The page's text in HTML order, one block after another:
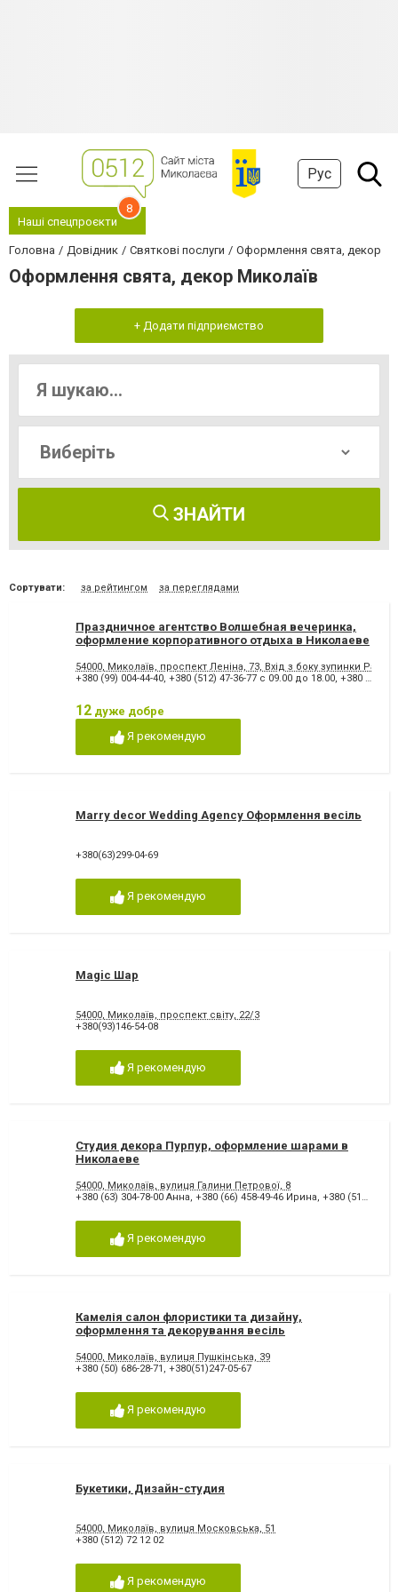
Рус
Наші спецпроєкти
8
Головна Довідник Святкові послуги Оформлення свята, декор
Оформлення свята, декор Миколаїв
+ Додати підприємство
ЗНАЙТИ
Сортувати: за рейтингом за переглядами
Праздничное агентство Волшебная вечеринка,
оформление корпоративного отдыха в Николаеве
54000, Миколаїв, проспект Леніна, 73, Вхід з боку зупинки
+380 (99) 004-44-40, +380 (512) 47-36-77 с 09.00 до 18.00, +380 (67) 515-76-76
12 дуже добре
Я рекомендую
Marry decor Wedding Agency Оформлення весіль
+380(63)299-04-69
Я рекомендую
Magic Шар
54000, Миколаїв, проспект світу, 22/3
+380(93)146-54-08
Я рекомендую
Студия декора Пурпур, оформление шарами в
Николаеве
54000, Миколаїв, вулиця Галини Петрової, 8
+380 (63) 304-78-00 Анна, +380 (66) 458-49-46 Ирина, +380 (512) 59-06-94
Я рекомендую
Камелія салон флористики та дизайну,
оформлення та декорування весіль
54000, Миколаїв, вулиця Пушкінська, 39
+380 (50) 686-28-71 , +380(51)247-05-67
Я рекомендую
Букетики, Дизайн-студия
54000, Миколаїв, вулиця Московська, 51
+380 (512) 72 12 02
Я рекомендую